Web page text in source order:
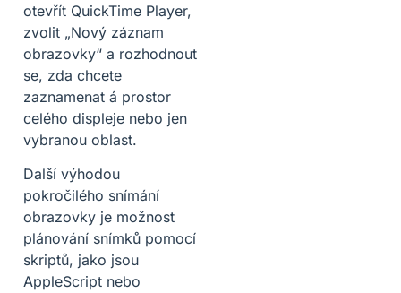
otevřít QuickTime Player,
zvolit „Nový záznam
obrazovky“ a rozhodnout
se, zda chcete
zaznamenat á prostor
celého displeje nebo jen
vybranou oblast.
Další výhodou
pokročilého snímání
obrazovky je možnost
plánování snímků pomocí
skriptů, jako jsou
AppleScript nebo